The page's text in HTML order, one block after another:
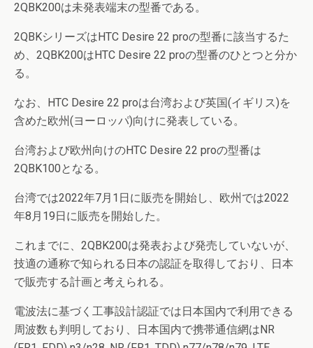
2QBK200は未発表端末の型番である。
2QBKシリーズはHTC Desire 22 proの型番に該当するた
め、2QBK200はHTC Desire 22 proの型番のひとつと分か
る。
なお、HTC Desire 22 proは台湾および英国(イギリス)を
含めた欧州(ヨーロッパ)向けに発表している。
台湾および欧州向けのHTC Desire 22 proの型番は
2QBK100となる。
台湾では2022年7月1日に販売を開始し、欧州では2022
年8月19日に販売を開始した。
これまでに、2QBK200は発表および発売していないが、
技適の通称で知られる日本の認証を取得しており、日本
で販売する計画と考えられる。
電波法に基づく工事設計認証では日本国内で利用できる
周波数も判明しており、日本国内で携帯通信網はNR